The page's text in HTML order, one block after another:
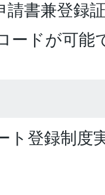
請書兼登録
ードが可能
ト登録制度